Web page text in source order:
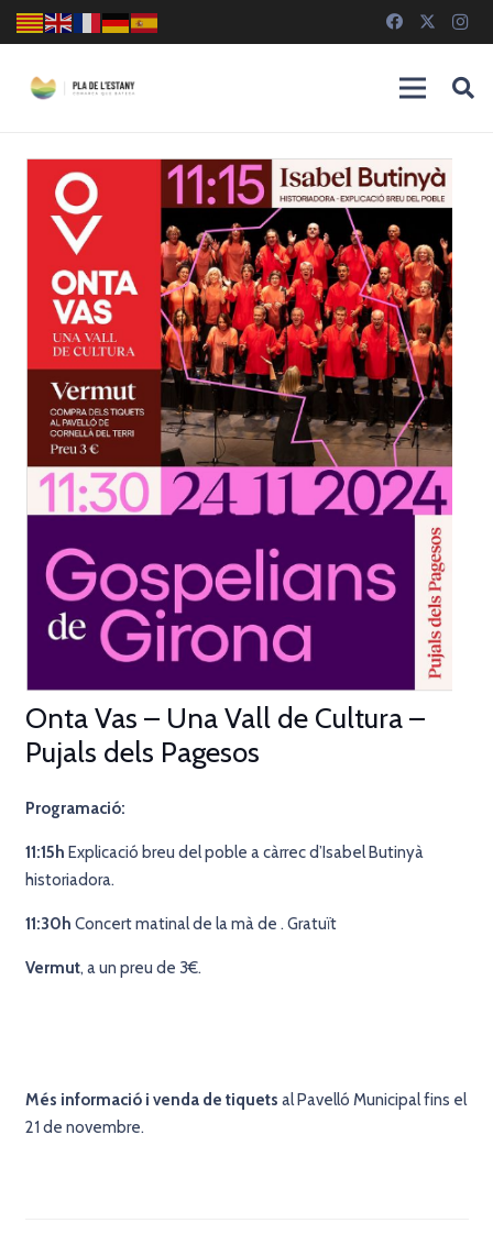
Onta Vas – Una Vall de Cultura –
Pujals dels Pagesos
Programació:
11:15h Explicació breu del poble a càrrec d’Isabel Butinyà
historiadora.
11:30h Concert matinal de la mà de . Gratuït
Vermut, a un preu de 3€.
Més informació i venda de tiquets al Pavelló Municipal fins el
21 de novembre.